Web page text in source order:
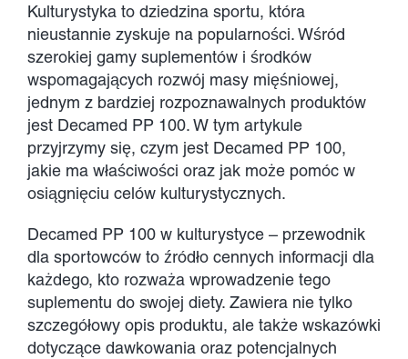
Contact Us
Kulturystyka to dziedzina sportu, która
nieustannie zyskuje na popularności. Wśród
szerokiej gamy suplementów i środków
wspomagających rozwój masy mięśniowej,
jednym z bardziej rozpoznawalnych produktów
jest Decamed PP 100. W tym artykule
przyjrzymy się, czym jest Decamed PP 100,
jakie ma właściwości oraz jak może pomóc w
osiągnięciu celów kulturystycznych.
Decamed PP 100 w kulturystyce – przewodnik
dla sportowców to źródło cennych informacji dla
każdego, kto rozważa wprowadzenie tego
suplementu do swojej diety. Zawiera nie tylko
szczegółowy opis produktu, ale także wskazówki
dotyczące dawkowania oraz potencjalnych